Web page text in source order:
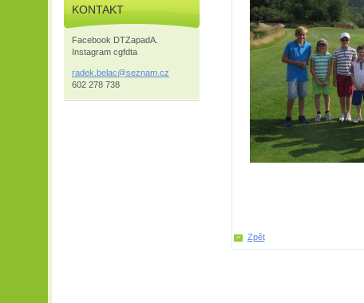
Zpět
KONTAKT
Facebook DTZapadA.
Instagram cgfdta
radek.belac@seznam.cz
602 278 738